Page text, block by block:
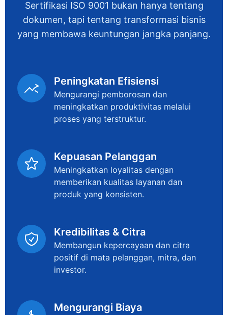
Sertifikasi ISO 9001 bukan hanya tentang
dokumen, tapi tentang transformasi bisnis
yang membawa keuntungan jangka panjang.
Peningkatan Efisiensi
Mengurangi pemborosan dan
meningkatkan produktivitas melalui
proses yang terstruktur.
Kepuasan Pelanggan
Meningkatkan loyalitas dengan
memberikan kualitas layanan dan
produk yang konsisten.
Kredibilitas & Citra
Membangun kepercayaan dan citra
positif di mata pelanggan, mitra, dan
investor.
Mengurangi Biaya